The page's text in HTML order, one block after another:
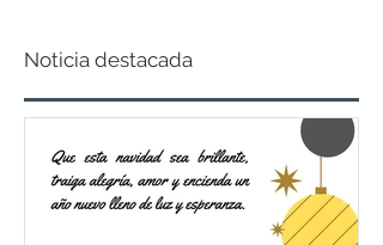
Noticia destacada